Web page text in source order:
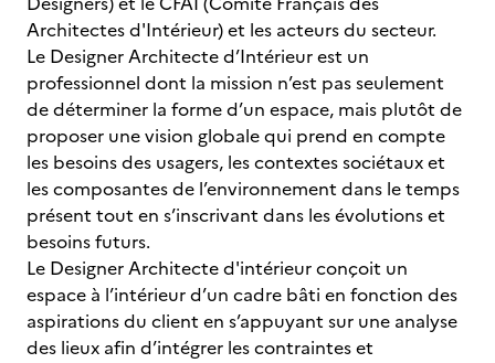
Architectes d'Intérieur) et les acteurs du secteur.
Le Designer Architecte d’Intérieur est un
professionnel dont la mission n’est pas seulement
de déterminer la forme d’un espace, mais plutôt de
proposer une vision globale qui prend en compte
les besoins des usagers, les contextes sociétaux et
les composantes de l’environnement dans le temps
présent tout en s’inscrivant dans les évolutions et
besoins futurs.
Le Designer Architecte d'intérieur conçoit un
espace à l’intérieur d’un cadre bâti en fonction des
aspirations du client en s’appuyant sur une analyse
des lieux afin d’intégrer les contraintes et